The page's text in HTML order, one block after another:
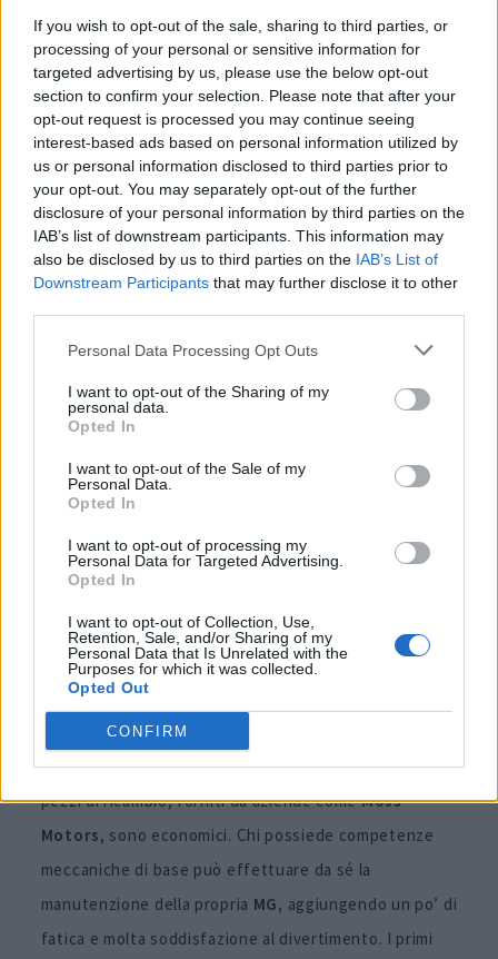
If you wish to opt-out of the sale, sharing to third parties, or
processing of your personal or sensitive information for
targeted advertising by us, please use the below opt-out
section to confirm your selection. Please note that after your
opt-out request is processed you may continue seeing
interest-based ads based on personal information utilized by
us or personal information disclosed to third parties prior to
your opt-out. You may separately opt-out of the further
disclosure of your personal information by third parties on the
IAB’s list of downstream participants. This information may
also be disclosed by us to third parties on the IAB’s List of
Downstream Participants that may further disclose it to other
Personal Data Processing Opt Outs
I want to opt-out of the Sharing of my
personal data.
Opted In
I want to opt-out of the Sale of my
Personal Data.
Opted In
I want to opt-out of processing my
Personal Data for Targeted Advertising.
Opted In
I want to opt-out of Collection, Use,
Retention, Sale, and/or Sharing of my
Personal Data that Is Unrelated with the
Purposes for which it was collected.
Opted Out
CONFIRM
cm e, nel frattempo, le normative sulle emissioni
ridussero ulteriormente la potenza. Le cose
migliorarono leggermente dal 1977 al 1980, con
l’aggiunta di barre antirollio anteriori e posteriori a
beneficio della tenuta di strada, sebbene non
dell’estetica. Gli esteti e i puristi preferiranno un
esemplare della seconda metà degli anni ’60, con la
griglia e i paraurti dalle proporzioni perfette.
Perché la MGB è ancora oggi
un classico accessibile e
appagante
Oggi è difficile non amare qualsiasi
d’ingresso al piacere della guida sportiva all’antica. I
pezzi di ricambio, forniti da aziende comeMoss
Motors, sono economici. Chi possiede competenze
meccaniche di base può effettuare da sé la
manutenzione della propria MG, aggiungendo un po’ di
fatica e molta soddisfazione al divertimento. I primi